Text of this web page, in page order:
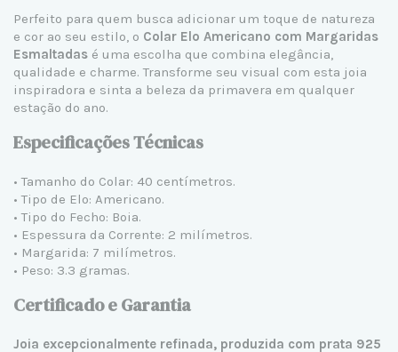
Perfeito para quem busca adicionar um toque de natureza
e cor ao seu estilo, o Colar Elo Americano com Margaridas
Esmaltadas é uma escolha que combina elegância,
qualidade e charme. Transforme seu visual com esta joia
inspiradora e sinta a beleza da primavera em qualquer
estação do ano.
Especificações Técnicas
• Tamanho do Colar: 40 centímetros.
• Tipo de Elo: Americano.
• Tipo do Fecho: Boia.
• Espessura da Corrente: 2 milímetros.
• Margarida: 7 milímetros.
• Peso: 3.3 gramas.
Certificado e Garantia
Joia excepcionalmente refinada, produzida com prata 925